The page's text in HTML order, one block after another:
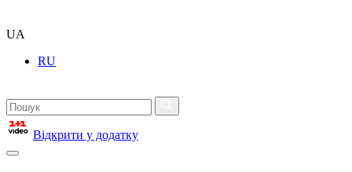
UA
RU
Відкрити у додатку